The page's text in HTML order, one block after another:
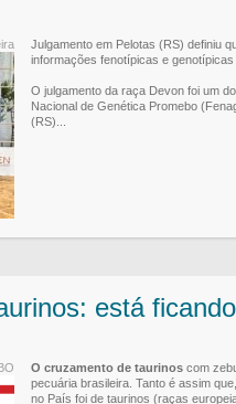
Julgamento em Pelotas (RS) definiu
informações fenotípicas e
O julgamento da raça Devon foi um
Nacional de Genética Promebo
(RS)...
está
O cruzamento de taurinos com
pecuária brasileira. Tanto é assim
no País foi de taurinos (raças